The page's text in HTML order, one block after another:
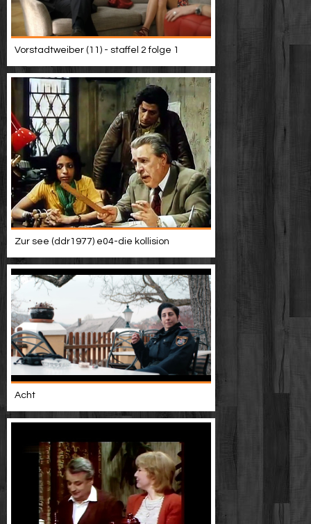
Vorstadtweiber (11) - staffel 2 folge 1
Zur see (ddr1977) e04-die kollision
Acht